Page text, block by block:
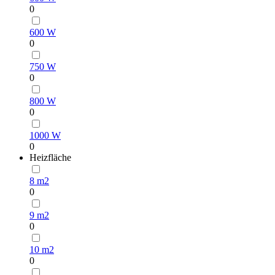
0
600 W
0
750 W
0
800 W
0
1000 W
0
Heizfläche
8 m2
0
9 m2
0
10 m2
0